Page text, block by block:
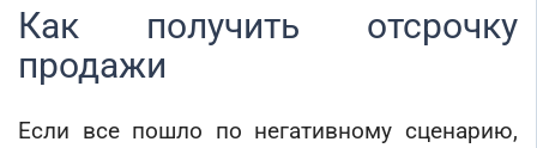
Как получить отсрочку
продажи
Если все пошло по негативному сценарию,